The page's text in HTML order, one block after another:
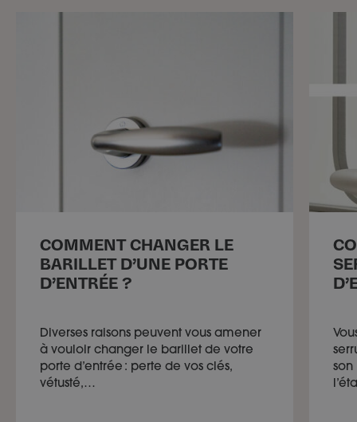
COMMENT CHANGER LE
BARILLET D’UNE PORTE
D’ENTRÉE ?
Diverses raisons peuvent vous amener
à vouloir changer le barillet de votre
porte d’entrée : perte de vos clés,
vétusté,…
son